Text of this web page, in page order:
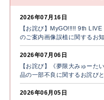
2026年07月16日
【お詫び】MyGO!!!!! 9th
のご案内画像誤植に関するお
2026年07月06日
【お詫び】《夢限大みゅーた
品の一部不良に関するお詫び
2026年06月05日